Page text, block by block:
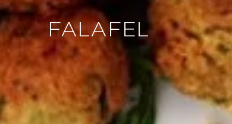
FALAFEL